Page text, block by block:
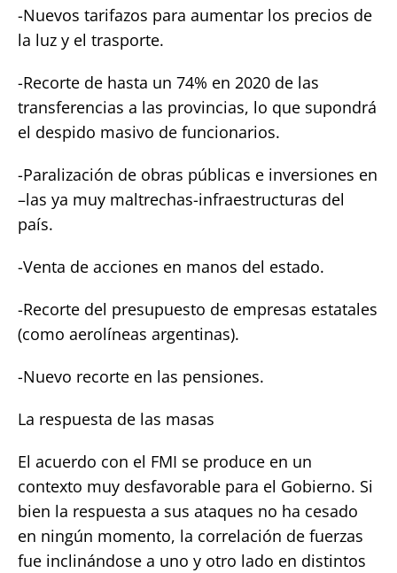
-Nuevos tarifazos para aumentar los precios de
la luz y el trasporte.
-Recorte de hasta un 74% en 2020 de las
transferencias a las provincias, lo que supondrá
el despido masivo de funcionarios.
-Paralización de obras públicas e inversiones en
–las ya muy maltrechas-infraestructuras del
país.
-Venta de acciones en manos del estado.
-Recorte del presupuesto de empresas estatales
(como aerolíneas argentinas).
-Nuevo recorte en las pensiones.
La respuesta de las masas
El acuerdo con el FMI se produce en un
contexto muy desfavorable para el Gobierno. Si
bien la respuesta a sus ataques no ha cesado
en ningún momento, la correlación de fuerzas
fue inclinándose a uno y otro lado en distintos